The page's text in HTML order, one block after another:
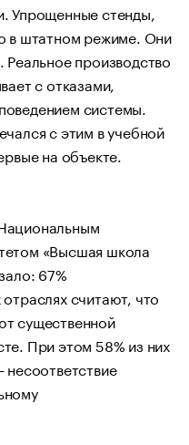
Упрощенные стенды,
в штатном режиме. Они
производство
с отказами,
системы.
с этим в учебной
на объекте.
«Высшая школа
67%
считают, что
существенной
При этом 58% из них